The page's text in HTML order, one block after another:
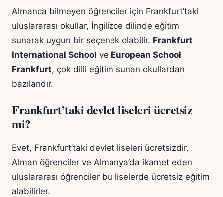
Almanca bilmeyen öğrenciler için Frankfurt’taki
uluslararası okullar, İngilizce dilinde eğitim
sunarak uygun bir seçenek olabilir. Frankfurt
International School ve European School
Frankfurt, çok dilli eğitim sunan okullardan
bazılarıdır.
Frankfurt’taki devlet liseleri ücretsiz
mi?
Evet, Frankfurt’taki devlet liseleri ücretsizdir.
Alman öğrenciler ve Almanya’da ikamet eden
uluslararası öğrenciler bu liselerde ücretsiz eğitim
alabilirler.